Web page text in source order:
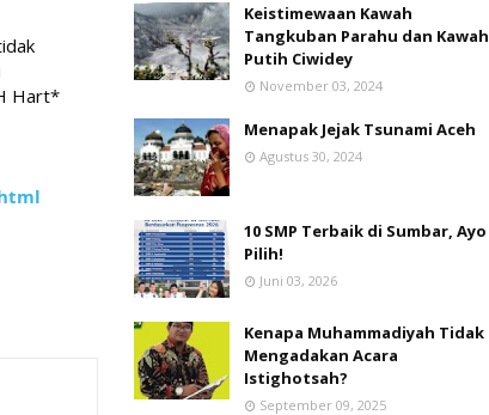
Hart*
Keistimewaan Kawah
Tangkuban Parahu dan Kawah
Putih Ciwidey
November 03, 2024
Menapak Jejak Tsunami Aceh
Agustus 30, 2024
10 SMP Terbaik di Sumbar, Ayo
Pilih!
Juni 03, 2026
Kenapa Muhammadiyah Tidak
Mengadakan Acara
Istighotsah?
September 09, 2025